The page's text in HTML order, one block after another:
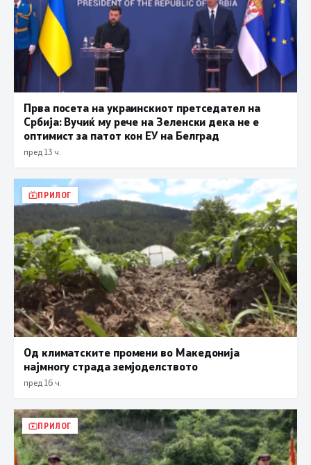
Прва посета на украинскиот претседател на
Србија: Вучиќ му рече на Зеленски дека не е
оптимист за патот кон ЕУ на Белград
пред 13 ч.
ПРИЛОГ
Од климатските промени во Македонија
најмногу страда земјоделството
пред 16 ч.
ПРИЛОГ